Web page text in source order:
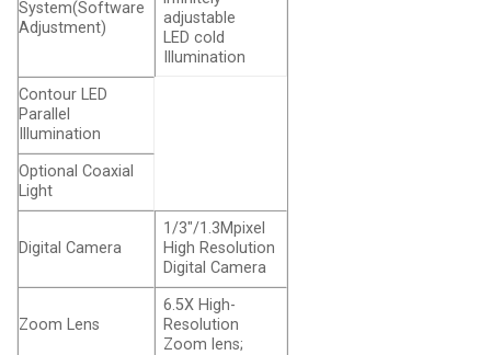
System(Software
Adjustment)
adjustable
LED cold
Illumination
Contour LED
Parallel
Illumination
Optional Coaxial
Light
Digital Camera
1/3″/1.3Mpixel
High Resolution
Digital Camera
Zoom Lens
6.5X High-
Resolution
Zoom lens;